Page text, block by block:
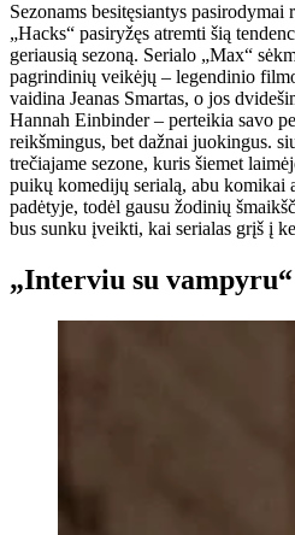
Sezonams besitęsiantys
„Hacks“ pasiryžęs atremti šią
geriausią sezoną. Serialo „Max“
pagrindinių veikėjų – legendinio
vaidina Jeanas Smartas, o jos
Hannah Einbinder – perteikia savo
reikšmingus, bet dažnai juokingus.
trečiajame sezone, kuris šiemet
puikų komedijų serialą, abu komikai
padėtyje, todėl gausu žodinių
bus sunku įveikti, kai serialas grįš į
„Interviu su vampyru“